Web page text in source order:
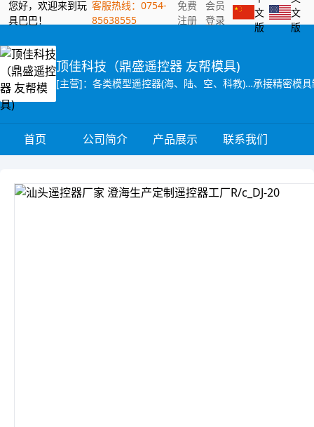
您好，欢迎来到玩
具巴巴！
客服热线：0754-
85638555
免费
注册
会员
登录
文
版
文
版
顶佳科技（鼎盛遥控器 友帮模具)
[主营]：各类模型遥控器(海、陆、空、科教)…承接精密模
首页 公司简介 产品展示 联系我们